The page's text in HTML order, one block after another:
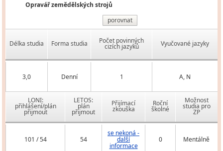
Opravář zemědělských strojů
porovnat
Délka studia Forma studia Počet povinných
cizích jazyků Vyučované jazyky
3,0 Denní 1 A, N
LONI:
přihlášení/plán
přijmout
LETOS:
plán
přijmout
Přijímací
zkouška
Roční
školné
Možnost
studia pro
ZP
101 / 54 54
se nekoná -
další
informace
0 Mentálně